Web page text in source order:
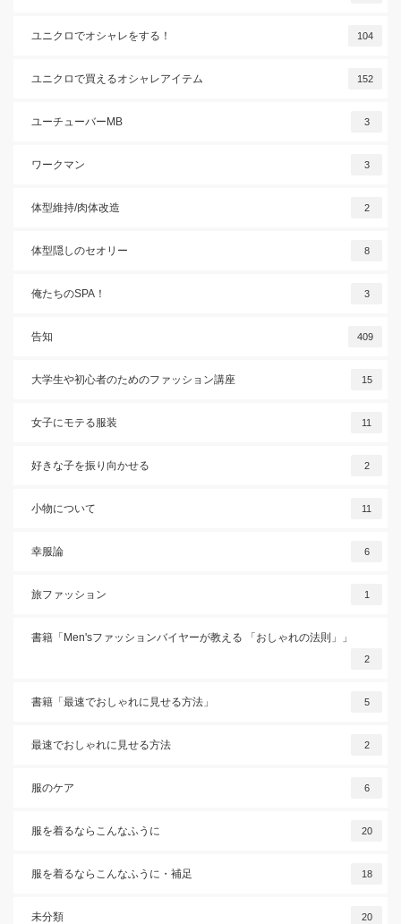
ユニクロでオシャレをする！ 104
ユニクロで買えるオシャレアイテム 152
ユーチューバーMB 3
ワークマン 3
体型維持/肉体改造 2
体型隠しのセオリー 8
俺たちのSPA！ 3
告知 409
大学生や初心者のためのファッション講座 15
女子にモテる服装 11
好きな子を振り向かせる 2
小物について 11
幸服論 6
旅ファッション 1
書籍「Men'sファッションバイヤーが教える 「おしゃれの法則」」
2
書籍「最速でおしゃれに見せる方法」 5
最速でおしゃれに見せる方法 2
服のケア 6
服を着るならこんなふうに 20
服を着るならこんなふうに・補足 18
未分類 20